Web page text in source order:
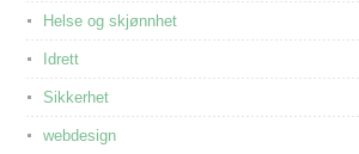
Helse og skjønnhet
Idrett
Sikkerhet
webdesign